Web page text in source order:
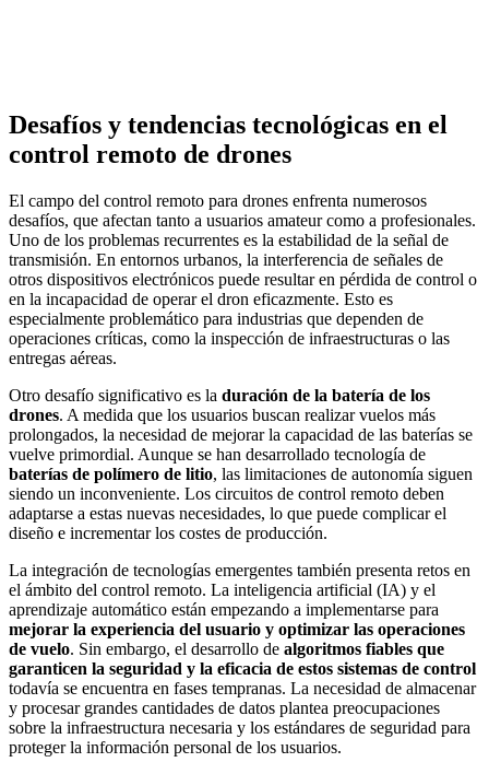
Desafíos y tendencias tecnológicas en el
control remoto de drones
El campo del control remoto para drones enfrenta numerosos
desafíos, que afectan tanto a usuarios amateur como a profesionales.
Uno de los problemas recurrentes es la estabilidad de la señal de
transmisión. En entornos urbanos, la interferencia de señales de
otros dispositivos electrónicos puede resultar en pérdida de control o
en la incapacidad de operar el dron eficazmente. Esto es
especialmente problemático para industrias que dependen de
operaciones críticas, como la inspección de infraestructuras o las
entregas aéreas.
Otro desafío significativo es la duración de la batería de los
drones. A medida que los usuarios buscan realizar vuelos más
prolongados, la necesidad de mejorar la capacidad de las baterías se
vuelve primordial. Aunque se han desarrollado tecnología de
baterías de polímero de litio, las limitaciones de autonomía siguen
siendo un inconveniente. Los circuitos de control remoto deben
adaptarse a estas nuevas necesidades, lo que puede complicar el
diseño e incrementar los costes de producción.
La integración de tecnologías emergentes también presenta retos en
el ámbito del control remoto. La inteligencia artificial (IA) y el
aprendizaje automático están empezando a implementarse para
mejorar la experiencia del usuario y optimizar las operaciones
de vuelo. Sin embargo, el desarrollo de algoritmos fiables que
garanticen la seguridad y la eficacia de estos sistemas de control
todavía se encuentra en fases tempranas. La necesidad de almacenar
y procesar grandes cantidades de datos plantea preocupaciones
sobre la infraestructura necesaria y los estándares de seguridad para
proteger la información personal de los usuarios.